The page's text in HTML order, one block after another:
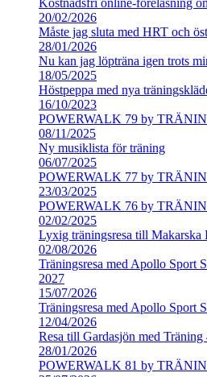
Kostnadsfri online-föreläsning
20/02/2026
Måste jag sluta med HRT och
28/01/2026
Nu kan jag löpträna igen trots
18/05/2025
Höstpeppa med nya
16/10/2023
POWERWALK 79 by
08/11/2025
Ny musiklista för träning
06/07/2025
POWERWALK 77 by
23/03/2025
POWERWALK 76 by
02/02/2025
Lyxig träningsresa till Makarska
02/08/2026
Träningsresa med Apollo Sport
2027
15/07/2026
Träningsresa med Apollo Sport
12/04/2026
Resa till Gardasjön med Träning
28/01/2026
POWERWALK 81 by